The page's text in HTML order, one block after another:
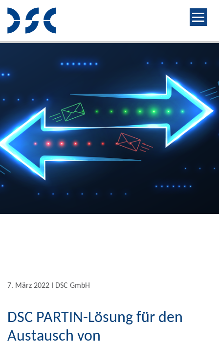
7. März 2022 Ι DSC GmbH
DSC PARTIN-Lösung für den
Austausch von